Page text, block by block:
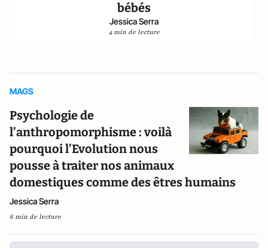
bébés
Jessica Serra
4 min de lecture
MAGS
Psychologie de
l’anthropomorphisme : voilà
pourquoi l’Evolution nous
pousse à traiter nos animaux
domestiques comme des êtres humains
Jessica Serra
6 min de lecture